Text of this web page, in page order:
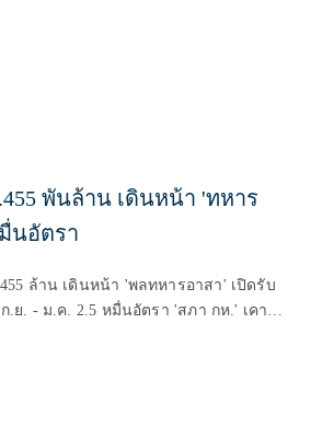
พันล้าน เดินหน้า 'ทหาร
นอัตรา
ล้าน เดินหน้า 'พลทหารอาสา' เปิดรับ
.ย. - ม.ค. 2.5 หมื่นอัตรา 'สภา กห.' เคาะ